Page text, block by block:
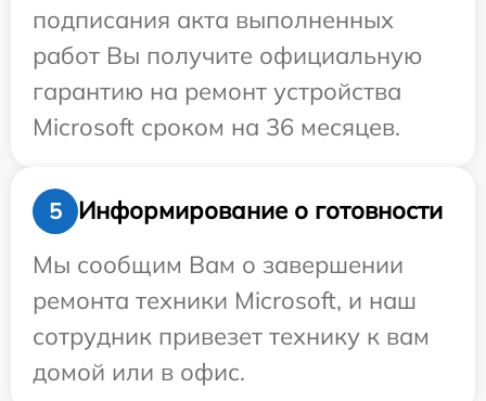
подписания акта выполненных
работ Вы получите официальную
гарантию на ремонт устройства
Microsoft сроком на 36 месяцев.
5
Информирование о готовности
Мы сообщим Вам о завершении
ремонта техники Microsoft, и наш
сотрудник привезет технику к вам
домой или в офис.